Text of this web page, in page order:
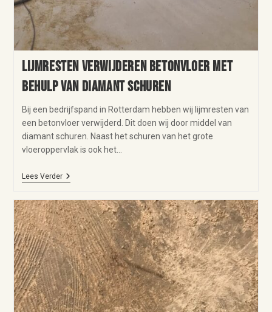
Lijmresten verwijderen betonvloer met
behulp van diamant schuren
Bij een bedrijfspand in Rotterdam hebben wij lijmresten van
een betonvloer verwijderd. Dit doen wij door middel van
diamant schuren. Naast het schuren van het grote
vloeroppervlak is ook het…
Lees Verder